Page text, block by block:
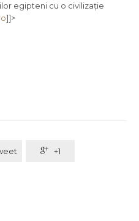
egipteni cu o civilizație
]]>
 +1